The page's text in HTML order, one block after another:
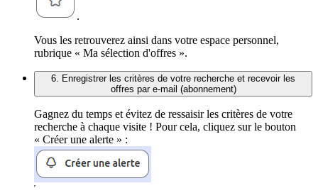
.
Vous les retrouverez ainsi dans votre espace personnel,
rubrique « Ma sélection d'offres ».
6. Enregistrer les critères de votre recherche et recevoir les
offres par e-mail (abonnement)
Gagnez du temps et évitez de ressaisir les critères de votre
recherche à chaque visite ! Pour cela, cliquez sur le bouton
« Créer une alerte » :